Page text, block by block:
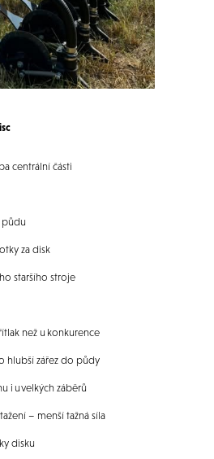
centrální části
půdu
za disk
staršího stroje
než u konkurence
hlubší zářez do půdy
i u velkých záběrů
– menší tažná síla
disku